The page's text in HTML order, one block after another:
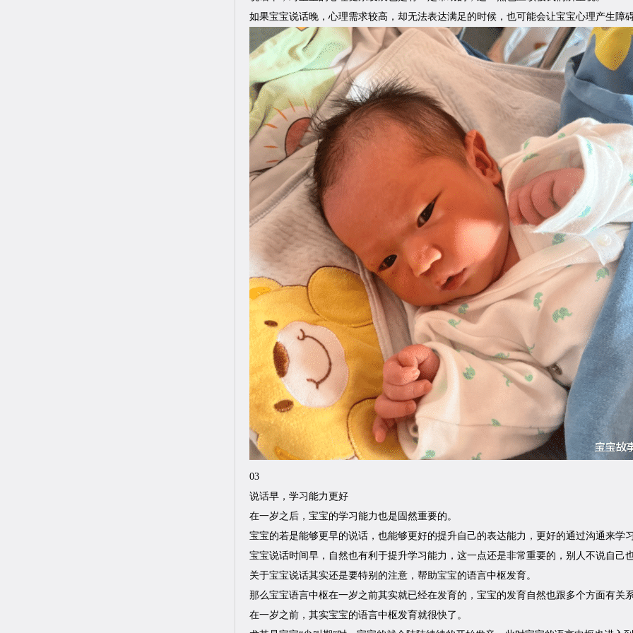
如果宝宝说话晚，心理需求较高，却无法表达满足的时候，也可能会让宝宝心理产生障
03
说话早，学习能力更好
在一岁之后，宝宝的学习能力也是固然重要的。
宝宝的若是能够更早的说话，也能够更好的提升自己的表达能力，更好的通过沟通来学
宝宝说话时间早，自然也有利于提升学习能力，这一点还是非常重要的，别人不说自己
关于宝宝说话其实还是要特别的注意，帮助宝宝的语言中枢发育。
那么宝宝语言中枢在一岁之前其实就已经在发育的，宝宝的发育自然也跟多个方面有关
在一岁之前，其实宝宝的语言中枢发育就很快了。